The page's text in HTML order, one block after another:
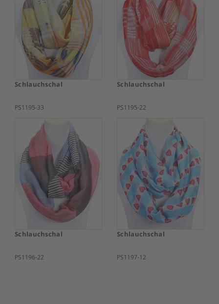
Schlauchschal
PS1195-33
Schlauchschal
PS1195-22
Schlauchschal
PS1196-22
Schlauchschal
PS1197-12